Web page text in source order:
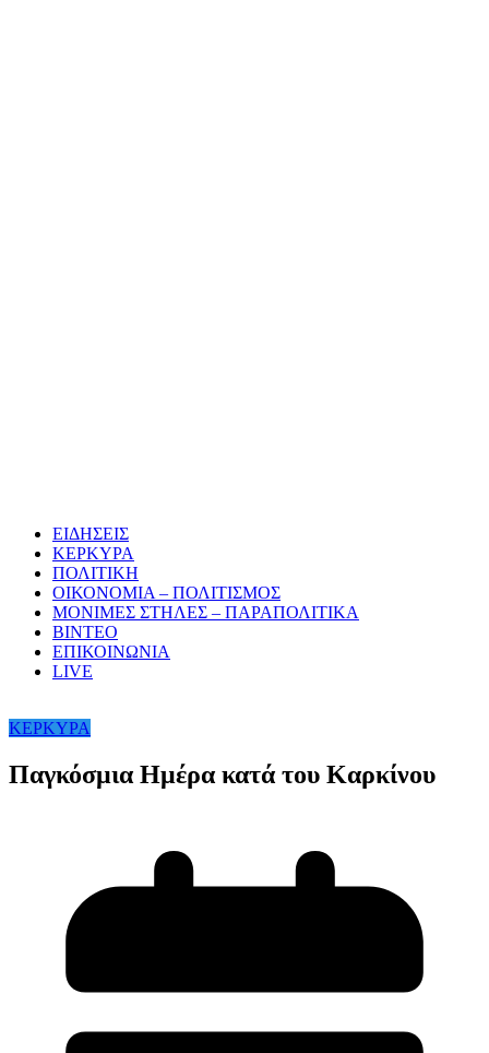
ΕΙΔΗΣΕΙΣ
ΚΕΡΚΥΡΑ
ΠΟΛΙΤΙΚΗ
ΟΙΚΟΝΟΜΙΑ – ΠΟΛΙΤΙΣΜΟΣ
ΜΟΝΙΜΕΣ ΣΤΗΛΕΣ – ΠΑΡΑΠΟΛΙΤΙΚΑ
ΒΙΝΤΕΟ
ΕΠΙΚΟΙΝΩΝΙΑ
LIVE
ΚΕΡΚΥΡΑ
Παγκόσμια Ημέρα κατά του Καρκίνου